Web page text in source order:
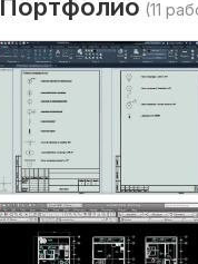
Портфолио (11